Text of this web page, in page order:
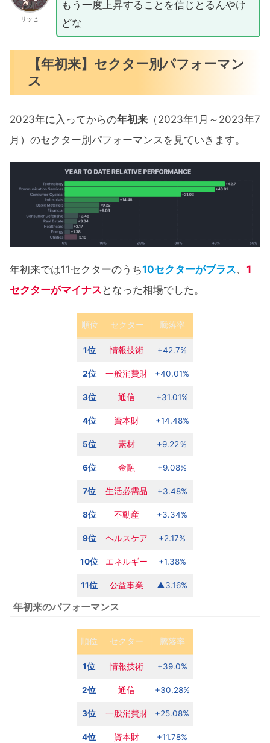
リッヒ
もう一度上昇することを信じとるんやけ
どな
【年初来】セクター別パフォーマン
ス
2023年に入ってからの年初来 （2023年1月～2023年7
月）のセクター別パフォーマンスを見ていきます。
年初来では11セクターのうち10セクターがプラス、 1
セクターがマイナス となった相場でした。
順位 セクター 騰落率
1位 情報技術 +42.7%
2位 一般消費財 +40.01%
3位 通信 +31.01%
4位 資本財 +14.48%
5位 素材 +9.22％
6位 金融 +9.08%
7位 生活必需品 +3.48%
8位 不動産 +3.34%
9位 ヘルスケア +2.17%
10位 エネルギー +1.38%
11位 公益事業 ▲3.16%
年初来のパフォーマンス
順位 セクター 騰落率
1位 情報技術 +39.0%
2位 通信 +30.28%
3位 一般消費財 +25.08%
4位 資本財 +11.78%